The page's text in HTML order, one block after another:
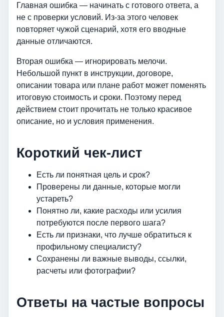
Главная ошибка — начинать с готового ответа, а
не с проверки условий. Из-за этого человек
повторяет чужой сценарий, хотя его вводные
данные отличаются.
Вторая ошибка — игнорировать мелочи.
Небольшой пункт в инструкции, договоре,
описании товара или плане работ может поменять
итоговую стоимость и сроки. Поэтому перед
действием стоит прочитать не только красивое
описание, но и условия применения.
Короткий чек-лист
Есть ли понятная цель и срок?
Проверены ли данные, которые могли
устареть?
Понятно ли, какие расходы или усилия
потребуются после первого шага?
Есть ли признаки, что лучше обратиться к
профильному специалисту?
Сохранены ли важные выводы, ссылки,
расчеты или фотографии?
Ответы на частые вопросы